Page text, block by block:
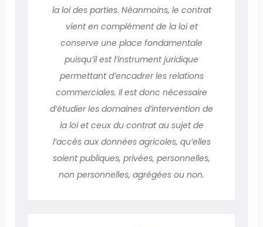
la loi des parties. Néanmoins, le contrat
vient en complément de la loi et
conserve une place fondamentale
puisqu’il est l’instrument juridique
permettant d’encadrer les relations
commerciales. Il est donc nécessaire
d’étudier les domaines d’intervention de
la loi et ceux du contrat au sujet de
l’accès aux données agricoles, qu’elles
soient publiques, privées, personnelles,
non personnelles, agrégées ou non.